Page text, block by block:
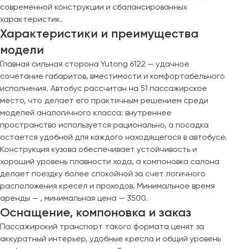
современной конструкции и сбалансированных
характеристик.
Характеристики и преимущества
модели
Главная сильная сторона Yutong 6122 — удачное
сочетание габаритов, вместимости и комфортабельного
исполнения. Автобус рассчитан на 51 пассажирское
место, что делает его практичным решением среди
моделей аналогичного класса: внутреннее
пространство используется рационально, а посадка
остается удобной для каждого находящегося в автобусе.
Конструкция кузова обеспечивает устойчивость и
хороший уровень плавности хода, а компоновка салона
делает поездку более спокойной за счет логичного
расположения кресел и проходов. Минимальное время
аренды — , минимальная цена — 3500.
Оснащение, компоновка и заказ
Пассажирский транспорт такого формата ценят за
аккуратный интерьер, удобные кресла и общий уровень
Пенза
Пермь
Псков
Ростов-на-Дону
Рязань
Самара
Санкт-Петербург
Саранск
Саратов
Симферополь
Смоленск
Ставрополь